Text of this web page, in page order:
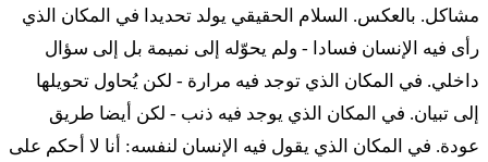
מב
וּפְקוּדֵי מִשְׁפְּחֹת בְּנֵי מְרָרִי לְמִשְׁפְּחֹתָם לְבֵית
אֲבֹתָם׃
٤٢ أوفْقوديه مِشْبّْحوت بْنيه مْراري لْمِشْبّْحوتام لْبيت
مشاكل. بالعكس. السلام الحقيقي يولد تحديدا في المكان الذي
رأى فيه الإنسان فسادا - ولم يحوّله إلى نميمة بل إلى سؤال
داخلي. في المكان الذي توجد فيه مرارة - لكن يُحاول تحويلها
إلى تبيان. في المكان الذي يوجد فيه ذنب - لكن أيضا طريق
عودة. في المكان الذي يقول فيه الإنسان لنفسه: أنا لا أحكم على